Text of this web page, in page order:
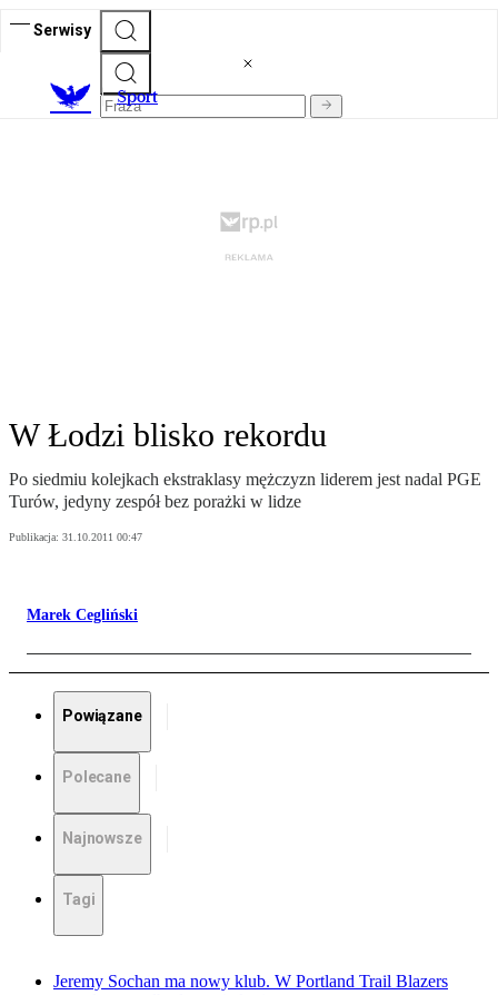
Serwisy
Sport
W Łodzi blisko rekordu
Po siedmiu kolejkach ekstraklasy mężczyzn liderem jest nadal PGE
Turów, jedyny zespół bez porażki w lidze
Publikacja: 31.10.2011 00:47
Marek Cegliński
Powiązane
Polecane
Najnowsze
Tagi
Jeremy Sochan ma nowy klub. W Portland Trail Blazers